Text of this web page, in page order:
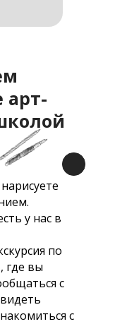
у нас в
по
где вы
с
с
арт-